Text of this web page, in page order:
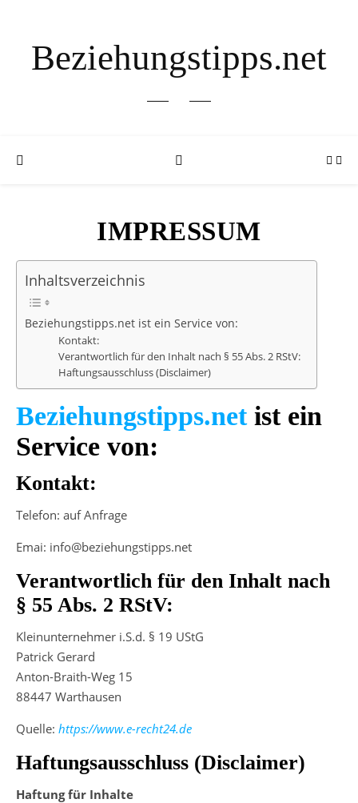
Beziehungstipps.net
IMPRESSUM
Inhaltsverzeichnis
Beziehungstipps.net ist ein Service von:
Kontakt:
Verantwortlich für den Inhalt nach § 55 Abs. 2 RStV:
Haftungsausschluss (Disclaimer)
Beziehungstipps.netist ein
Service von:
Kontakt:
Telefon: auf Anfrage
Emai: info@beziehungstipps.net
Verantwortlich für den Inhalt nach
§ 55 Abs. 2 RStV:
Kleinunternehmer i.S.d. § 19 UStG
Patrick Gerard
Anton-Braith-Weg 15
88447 Warthausen
Quelle: https://www.e-recht24.de
Haftungsausschluss (Disclaimer)
Haftung für Inhalte